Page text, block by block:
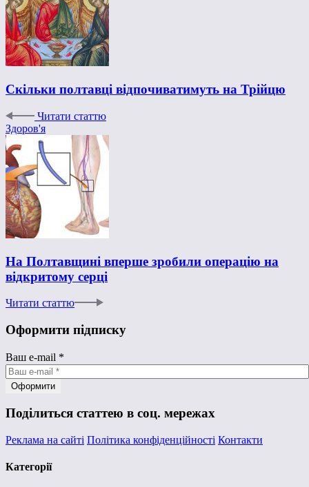
Скільки полтавці відпочиватимуть на Трійцю
Читати статтю
Здоров'я
На Полтавщині вперше зробили операцію на
відкритому серці
Читати статтю
Оформити підписку
Ваш e-mail *
Поділиться статтею в соц. мережах
Реклама на сайті Політика конфіденційності Контакти
Категорії